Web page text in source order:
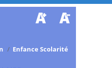
/ Enfance Scolarité